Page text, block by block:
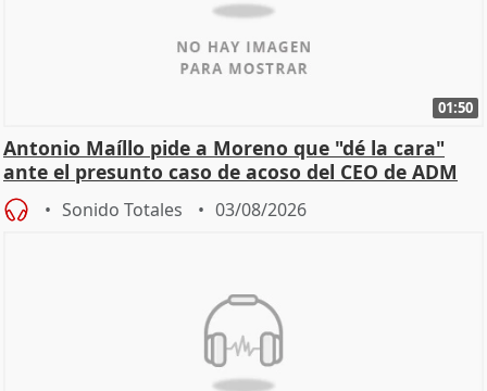
01:50
Antonio Maíllo pide a Moreno que "dé la cara"
ante el presunto caso de acoso del CEO de ADM
Sonido Totales 03/08/2026